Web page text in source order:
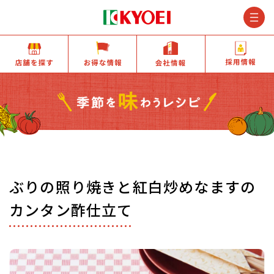
店舗を探す お得な情報 会社情報
ぶりの照り焼きと紅白炒めなますの
カンタン酢仕立て